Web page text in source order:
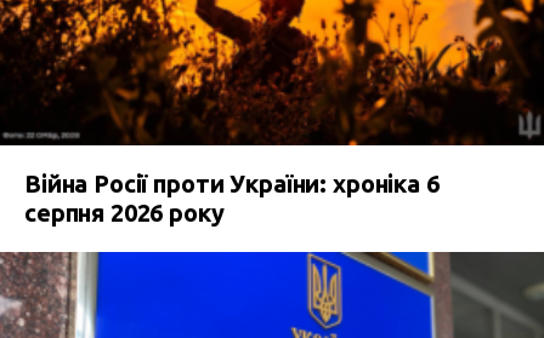
Війна Росії проти України: хроніка 6
серпня 2026 року